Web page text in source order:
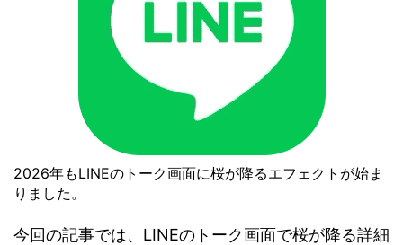
2026年もLINEのトーク画面に桜が降るエフェクトが始ま
りました。
今回の記事では、LINEのトーク画面で桜が降る詳細